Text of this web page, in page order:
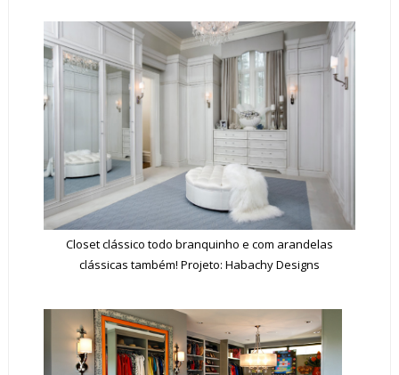
Closet clássico todo branquinho e com arandelas
clássicas também! Projeto: Habachy Designs